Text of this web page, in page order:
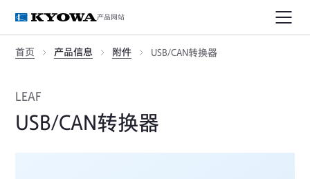
产品网站
首页 产品信息 附件 USB/CAN转换器
LEAF
USB/CAN转换器